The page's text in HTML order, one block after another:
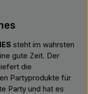
steht im wahrsten
gute Zeit. Der
die
Partyprodukte für
Party und hat es